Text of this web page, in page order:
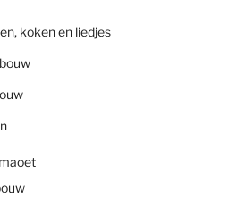
koken en liedjes